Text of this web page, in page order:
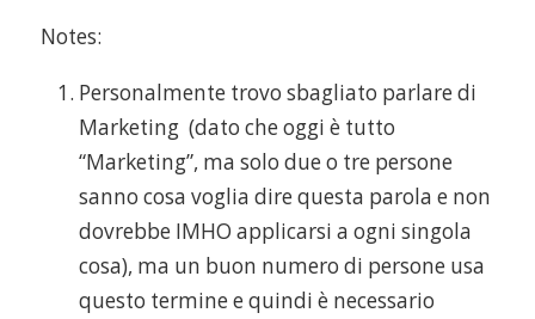
Notes:
Personalmente trovo sbagliato parlare di
Marketing (dato che oggi è tutto
“Marketing”, ma solo due o tre persone
sanno cosa voglia dire questa parola e non
dovrebbe IMHO applicarsi a ogni singola
cosa), ma un buon numero di persone usa
questo termine e quindi è necessario